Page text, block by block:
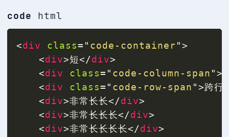
code html
<div class= " code-container">
<div>短</div>
<div class= " code-column-span ">
<div class= " code-row-span ">跨行
<div>非常长长</div>
<div>非常长长长</div>
<div>非常长长长长</div>